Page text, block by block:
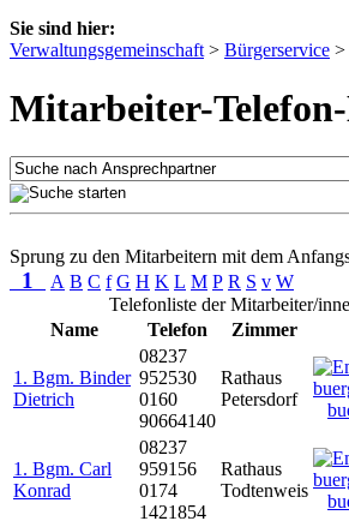
Sie sind hier:
Verwaltungsgemeinschaft > Bürgerservice >
Mitarbeiter-
Sprung zu den Mitarbeitern mit dem
1 A B C f G H K L M P R S v W
Telefonliste der Mitarbeiter/
Name
Telefon Zimmer
1. Bgm. Binder
Dietrich
08237
952530
0160
90664140
Rathaus
Petersdorf
1. Bgm. Carl
Konrad
08237
959156
0174
1421854
Rathaus
Todtenweis